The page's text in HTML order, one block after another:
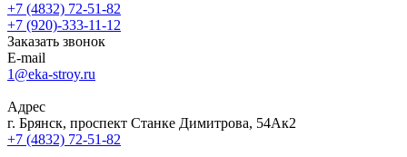
+7 (4832) 72-51-82
+7 (920)-333-11-12
Заказать звонок
E-mail
1@eka-stroy.ru
Адрес
г. Брянск, проспект Станке Димитрова, 54Ак2
+7 (4832) 72-51-82